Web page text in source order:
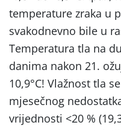
temperature zraka u
svakodnevno bile u
Temperatura tla na
danima nakon 21.
10,9°C! Vlažnost tla
mjesečnog
vrijednosti <20 %